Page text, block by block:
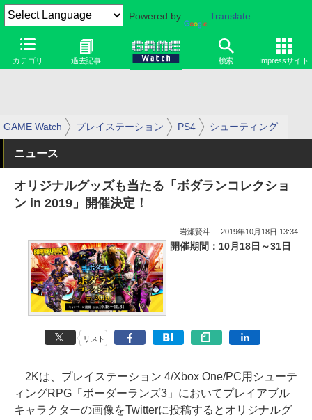
Powered by Translate
カテゴリ 過去記事 検索 Impressサイト
GAME Watch プレイステーション PS4 シューティング
ニュース
オリジナルグッズも当たる「ボダランコレクショ
ン in 2019」開催決定！
岩瀬賢斗 2019年10月18日 13:34
開催期間：10月18日～31日
リスト
2Kは、プレイステーション 4/Xbox One/PC用シューテ
ィングRPG「ボーダーランズ3」においてプレイアブル
キャラクターの画像をTwitterに投稿するとオリジナルグ